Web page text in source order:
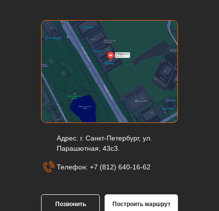
Построить маршрут
Позвонить
Телефон: +7 (812) 640-16-62
Адрес: г. Санкт-Петербург, ул.
Парашютная, 43с3.